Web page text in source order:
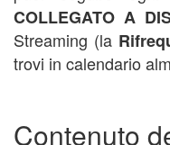
COLLEGATO A
Streaming (la
trovi in calendario
Contenuto